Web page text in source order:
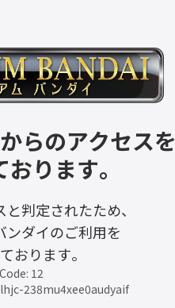
らのアクセスを
ります。
判定されたため、
ンダイのご利用を
おります。
Code: 12
238mu4xee0audyaif